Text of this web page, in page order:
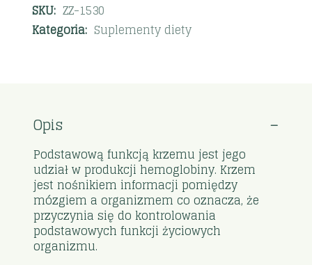
SKU: ZZ-1530
Kategoria: Suplementy diety
Opis
Podstawową funkcją krzemu jest jego
udział w produkcji hemoglobiny. Krzem
jest nośnikiem informacji pomiędzy
mózgiem a organizmem co oznacza, że
przyczynia się do kontrolowania
podstawowych funkcji życiowych
organizmu.